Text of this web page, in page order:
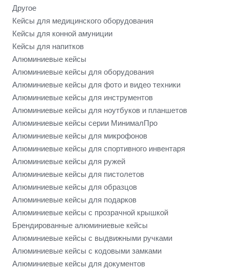
Другое
Кейсы для медицинского оборудования
Кейсы для конной амуниции
Кейсы для напитков
Алюминиевые кейсы
Алюминиевые кейсы для оборудования
Алюминиевые кейсы для фото и видео техники
Алюминиевые кейсы для инструментов
Алюминиевые кейсы для ноутбуков и планшетов
Алюминиевые кейсы серии МинималПро
Алюминиевые кейсы для микрофонов
Алюминиевые кейсы для спортивного инвентаря
Алюминиевые кейсы для ружей
Алюминиевые кейсы для пистолетов
Алюминиевые кейсы для образцов
Алюминиевые кейсы для подарков
Алюминиевые кейсы с прозрачной крышкой
Брендированные алюминиевые кейсы
Алюминиевые кейсы с выдвижными ручками
Алюминиевые кейсы с кодовыми замками
Алюминиевые кейсы для документов